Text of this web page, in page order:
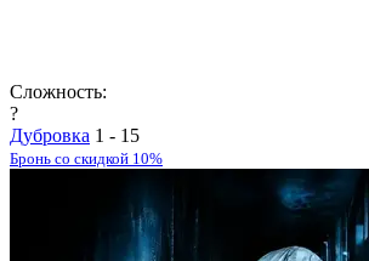
Сложность:
?
Дубровка 1 - 15
Бронь со скидкой 10%